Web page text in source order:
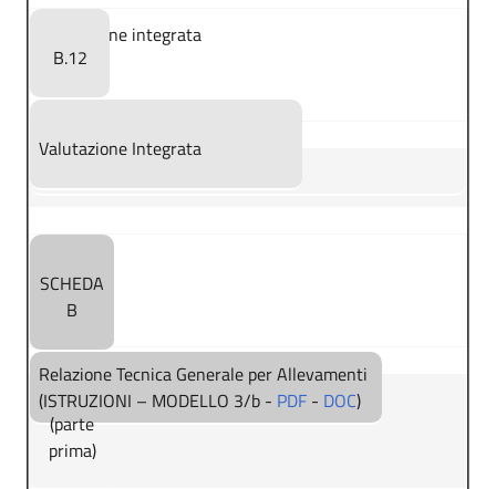
Valutazione integrata
B.12
Valutazione Integrata
SCHEDA
B
Relazione Tecnica Generale per Allevamenti
(ISTRUZIONI – MODELLO 3/b - PDF - DOC)
(parte
prima)